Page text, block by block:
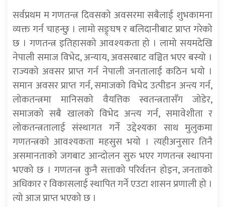
सर्वप्रथम म गणतन्त्र दिवसको अवसरमा सबैलाई शुभकामना
व्यक्त गर्न चाहन्छु । लामो सङ्र्घष र बलिदानीबाट प्राप्त गरेको
छ । गणतन्त्र इतिहासको आवश्यकता हो । लामो सयमदेखि
नेपाली समाज विभेद, अन्याय, अवसरबाट वञ्चित भएर बस्यो ।
राज्यको अवसर प्राप्त गर्न नेपाली जनतालाई कठिन भयो ।
समान अवसर प्राप्त गर्न, समाजको विभेद उत्पीडन अन्त्य गर्न,
लोकतन्त्रमा मानिसको वैयत्तिक स्वतन्त्रतासँग जोडेर,
समाजको सबै खालको विभेद अन्त्य गर्न, समावेशीता र
लोकतन्त्रतालाई संस्थागत गर्ने उद्देश्यका साथ मुलुकमा
गणतन्त्रको आवश्यकता महसुस भयो । त्यहीअनुसार तिनै
असमानताको जगबाट आन्दोलन सुरु भएर गणतन्त्र स्थापना
भएको छ । गणतन्त्र कुनै सत्ताको परिर्वतन होइन, जनताको
अधिकार र विकासलाई स्थापित गर्ने एउटा शासन प्रणाली हो ।
त्यो आज प्राप्त भएको छ ।